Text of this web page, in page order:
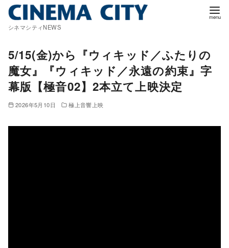
シネマシティNEWS
5/15(金)から『ウィキッド／ふたりの
魔女』『ウィキッド／永遠の約束』字
幕版【極音02】2本立て上映決定
2026年5月10日 極上音響上映